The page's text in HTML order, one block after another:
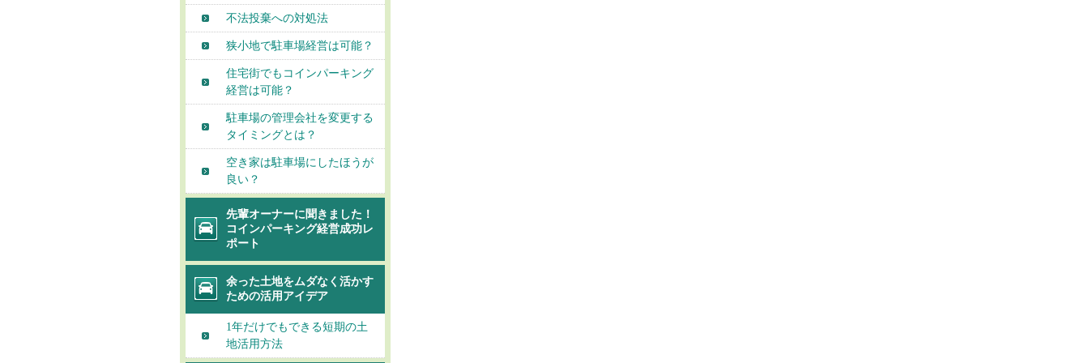
不法投棄への対処法
狭小地で駐車場経営は可能？
住宅街でもコインパーキング
経営は可能？
駐車場の管理会社を変更する
タイミングとは？
空き家は駐車場にしたほうが
良い？
先輩オーナーに聞きました！
コインパーキング経営成功レ
ポート
余った土地をムダなく活かす
ための活用アイデア
1年だけでもできる短期の土
地活用方法